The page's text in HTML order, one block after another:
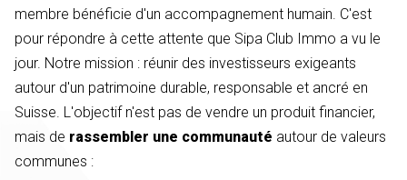
membre bénéficie d'un accompagnement humain. C'est
pour répondre à cette attente que Sipa Club Immo a vu le
jour. Notre mission : réunir des investisseurs exigeants
autour d'un patrimoine durable, responsable et ancré en
Suisse. L'objectif n'est pas de vendre un produit financier,
mais de rassembler une communauté autour de valeurs
communes :